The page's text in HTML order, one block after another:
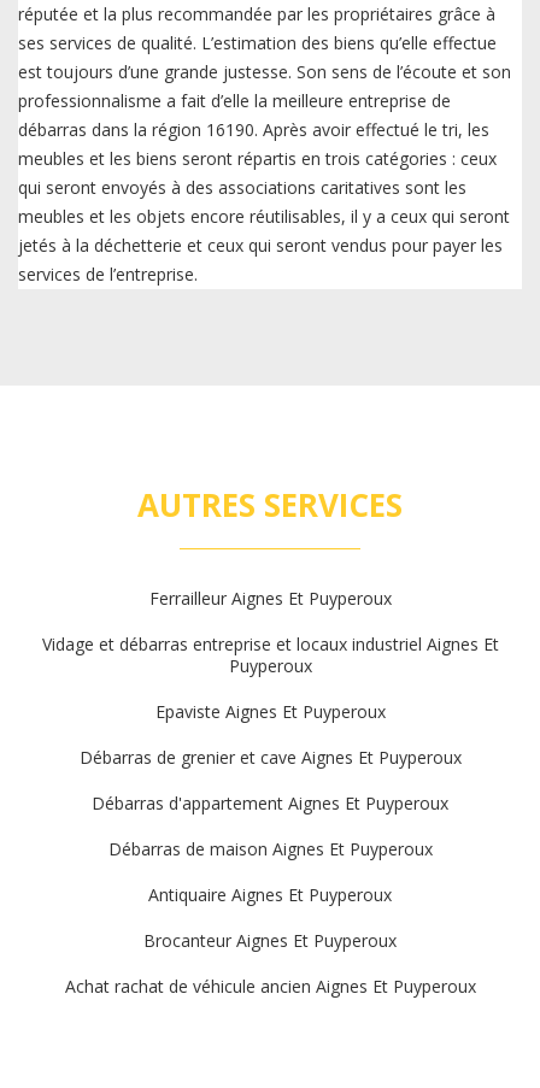
réputée et la plus recommandée par les propriétaires grâce à
ses services de qualité. L’estimation des biens qu’elle effectue
est toujours d’une grande justesse. Son sens de l’écoute et son
professionnalisme a fait d’elle la meilleure entreprise de
débarras dans la région 16190. Après avoir effectué le tri, les
meubles et les biens seront répartis en trois catégories : ceux
qui seront envoyés à des associations caritatives sont les
meubles et les objets encore réutilisables, il y a ceux qui seront
jetés à la déchetterie et ceux qui seront vendus pour payer les
services de l’entreprise.
AUTRES SERVICES
Ferrailleur Aignes Et Puyperoux
Vidage et débarras entreprise et locaux industriel Aignes Et
Puyperoux
Epaviste Aignes Et Puyperoux
Débarras de grenier et cave Aignes Et Puyperoux
Débarras d'appartement Aignes Et Puyperoux
Débarras de maison Aignes Et Puyperoux
Antiquaire Aignes Et Puyperoux
Brocanteur Aignes Et Puyperoux
Achat rachat de véhicule ancien Aignes Et Puyperoux